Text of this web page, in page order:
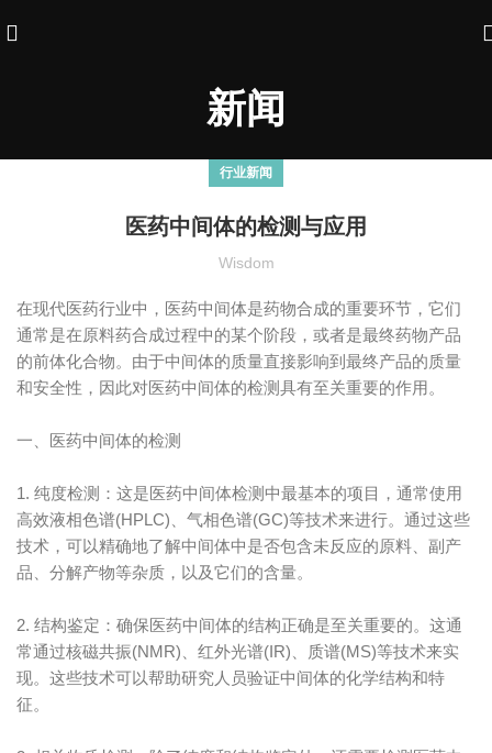
新闻
行业新闻
医药中间体的检测与应用
Wisdom
在现代医药行业中，医药中间体是药物合成的重要环节，它们
通常是在原料药合成过程中的某个阶段，或者是最终药物产品
的前体化合物。由于中间体的质量直接影响到最终产品的质量
和安全性，因此对医药中间体的检测具有至关重要的作用。
一、医药中间体的检测
1. 纯度检测：这是医药中间体检测中最基本的项目，通常使用
高效液相色谱(HPLC)、气相色谱(GC)等技术来进行。通过这些
技术，可以精确地了解中间体中是否包含未反应的原料、副产
品、分解产物等杂质，以及它们的含量。
2. 结构鉴定：确保医药中间体的结构正确是至关重要的。这通
常通过核磁共振(NMR)、红外光谱(IR)、质谱(MS)等技术来实
现。这些技术可以帮助研究人员验证中间体的化学结构和特
征。